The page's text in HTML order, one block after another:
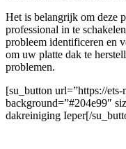
Het is belangrijk om deze
professional in te
probleem identificeren en
om uw platte dak te
problemen.
[su_button url=”https://
background=”#204e99″
dakreiniging Ieper[/